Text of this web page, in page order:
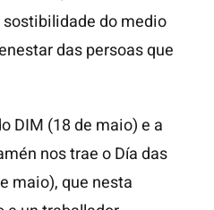
do medio
das persoas que
DIM (18 de maio) e a
nos trae o Día das
maio), que nesta